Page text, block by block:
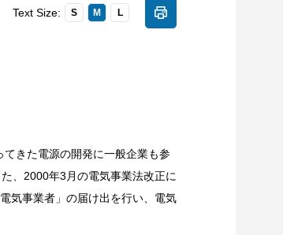
Text Size: S M L
きた電源の開発に一般企業も参
、2000年3月の電気事業法改正に
気事業者」の届け出を行い、電気